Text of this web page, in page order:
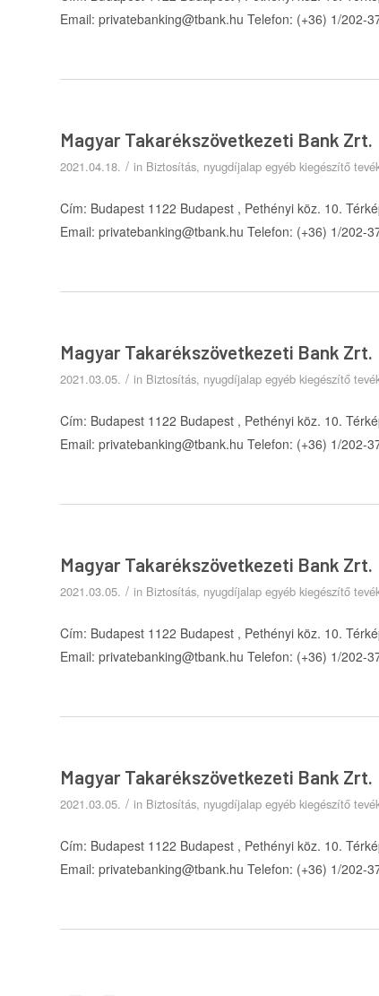
Email: privatebanking@tbank.hu Telefon: (+36) 1/202-
Magyar Takarékszövetkezeti Bank Zrt.
2021.04.18. / in Biztosítás, nyugdíjalap egyéb kiegészítő
Cím: Budapest 1122 Budapest , Pethényi köz. 10.
Email: privatebanking@tbank.hu Telefon: (+36) 1/202-
Magyar Takarékszövetkezeti Bank Zrt.
2021.03.05. / in Biztosítás, nyugdíjalap egyéb kiegészítő
Cím: Budapest 1122 Budapest , Pethényi köz. 10.
Email: privatebanking@tbank.hu Telefon: (+36) 1/202-
Magyar Takarékszövetkezeti Bank Zrt.
2021.03.05. / in Biztosítás, nyugdíjalap egyéb kiegészítő
Cím: Budapest 1122 Budapest , Pethényi köz. 10.
Email: privatebanking@tbank.hu Telefon: (+36) 1/202-
Magyar Takarékszövetkezeti Bank Zrt.
2021.03.05. / in Biztosítás, nyugdíjalap egyéb kiegészítő
Cím: Budapest 1122 Budapest , Pethényi köz. 10.
Email: privatebanking@tbank.hu Telefon: (+36) 1/202-